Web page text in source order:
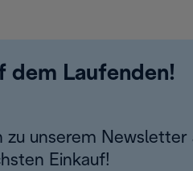
dem Laufenden!
zu unserem Newsletter
Einkauf!